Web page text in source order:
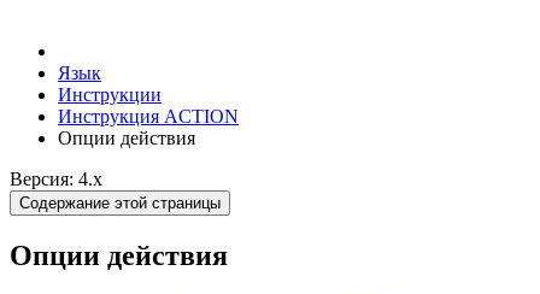
Язык
Инструкции
Инструкция ACTION
Опции действия
Версия: 4.x
Содержание этой страницы
Опции действия